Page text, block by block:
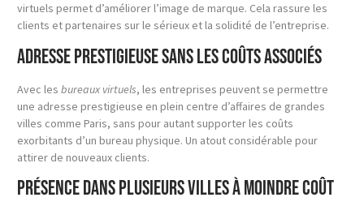
virtuels permet d’améliorer l’image de marque. Cela rassure les
clients et partenaires sur le sérieux et la solidité de l’entreprise.
Adresse prestigieuse sans les coûts associés
Avec les bureaux virtuels, les entreprises peuvent se permettre
une adresse prestigieuse en plein centre d’affaires de grandes
villes comme Paris, sans pour autant supporter les coûts
exorbitants d’un bureau physique. Un atout considérable pour
attirer de nouveaux clients.
Présence dans plusieurs villes à moindre coût